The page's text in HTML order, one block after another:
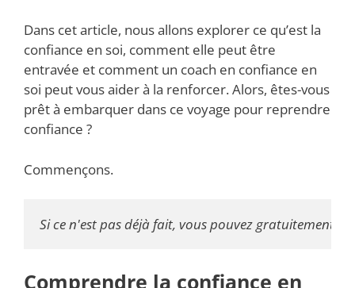
Dans cet article, nous allons explorer ce qu’est la
confiance en soi, comment elle peut être
entravée et comment un coach en confiance en
soi peut vous aider à la renforcer. Alors, êtes-vous
prêt à embarquer dans ce voyage pour reprendre
confiance ?
Commençons.
Si ce n'est pas déjà fait, vous pouvez gratuitement
Comprendre la confiance en